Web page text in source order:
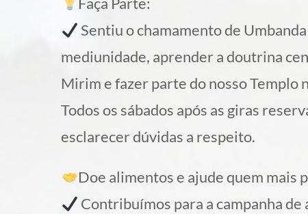
Sentiu o chamamento de
mediunidade, aprender a doutrina
Mirim e fazer parte do nosso Templo
Todos os sábados após as giras
esclarecer dúvidas a respeito.
Doe alimentos e ajude quem mais
Contribuímos para a campanha